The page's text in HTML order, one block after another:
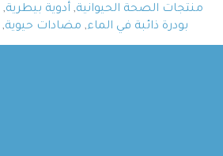
منتجات الصحة الحيوانية, أدوية بيطرية,
بودرة ذائبة في الماء, مضادات حيوية,